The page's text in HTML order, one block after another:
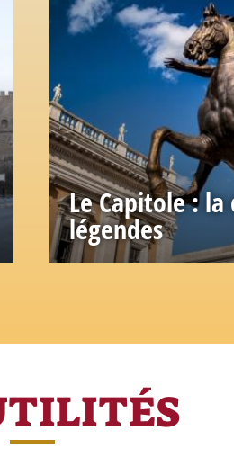
Le Capitole :
légendes